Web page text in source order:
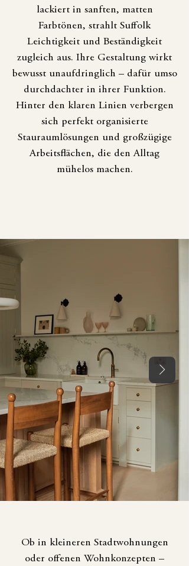
lackiert in sanften, matten
Farbtönen, strahlt Suffolk
Leichtigkeit und Beständigkeit
zugleich aus. Ihre Gestaltung wirkt
bewusst unaufdringlich – dafür umso
durchdachter in ihrer Funktion.
Hinter den klaren Linien verbergen
sich perfekt organisierte
Stauraumlösungen und großzügige
Arbeitsflächen, die den Alltag
mühelos machen.
Ob in kleineren Stadtwohnungen
oder offenen Wohnkonzepten –